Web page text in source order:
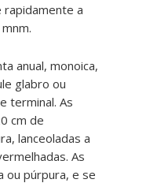
rapidamente a
anual, monoica,
glabro ou
terminal. As
cm de
lanceoladas a
As
ou púrpura, e se